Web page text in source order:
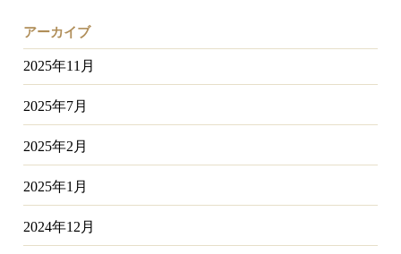
アーカイブ
2025年11月
2025年7月
2025年2月
2025年1月
2024年12月